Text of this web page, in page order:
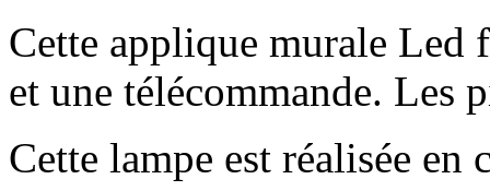
Cette applique murale Led
et une télécommande. Les
Cette lampe est réalisée en